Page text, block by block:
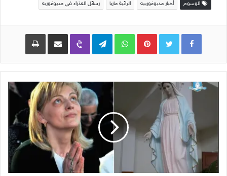
الوسوم أخبار مديوغورييه الرائية ماريا رسائل العذراء في مديوغوريه
Pinterest
WhatsApp
Telegram
Viber مشاركة عبر البريد طباعة